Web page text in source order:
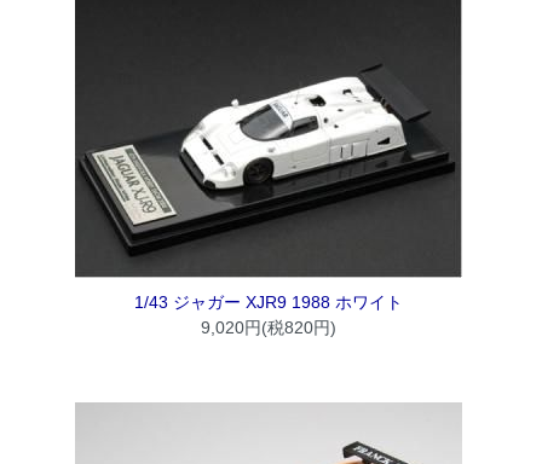
1/43 ジャガー XJR9 1988 ホワイト
9,020円(税820円)